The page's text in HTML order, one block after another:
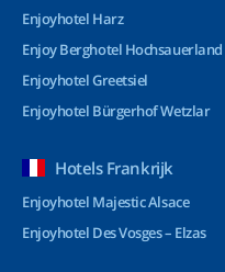
Enjoyhotel Harz
Enjoy Berghotel Hochsauerland
Enjoyhotel Greetsiel
Enjoyhotel Bürgerhof Wetzlar
Hotels Frankrijk
Enjoyhotel Majestic Alsace
Enjoyhotel Des Vosges – Elzas